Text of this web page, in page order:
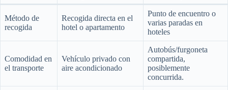
Método de
recogida
Recogida directa en el
hotel o apartamento
Punto de encuentro o
varias paradas en
hoteles
Comodidad en
el transporte
Vehículo privado con
aire acondicionado
Autobús/furgoneta
compartida,
posiblemente
concurrida.